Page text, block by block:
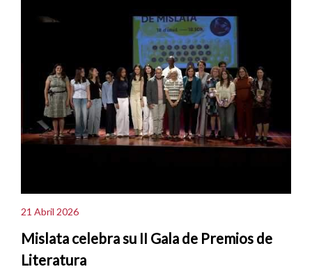
21 Abril 2026
Mislata celebra su II Gala de Premios de
Literatura